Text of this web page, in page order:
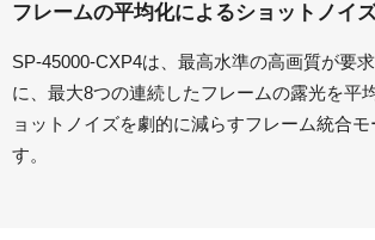
フレームの平均化によるショットノイ
SP-45000-CXP4は、最高水準の高画質が要
に、最大8つの連続したフレームの露光を平
ョットノイズを劇的に減らすフレーム統合
す。